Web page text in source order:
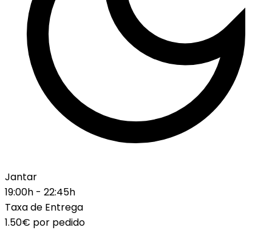
Jantar
19:00h - 22:45h
Taxa de Entrega
1.50€ por pedido